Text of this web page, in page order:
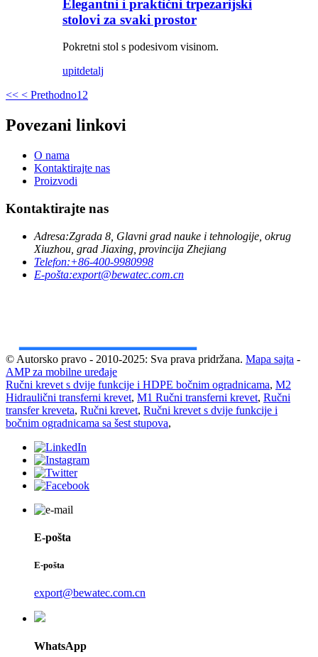
Elegantni i praktični trpezarijski
stolovi za svaki prostor
Pokretni stol s podesivom visinom.
upitdetalj
<< < Prethodno1 2
Povezani linkovi
O nama
Kontaktirajte nas
Proizvodi
Kontaktirajte nas
Adresa:Zgrada 8, Glavni grad nauke i tehnologije, okrug
Xiuzhou, grad Jiaxing, provincija Zhejiang
Telefon:+86-400-9980998
E-pošta:export@bewatec.com.cn
© Autorsko pravo - 2010-2025: Sva prava pridržana. Mapa sajta -
AMP za mobilne uređaje
Ručni krevet s dvije funkcije i HDPE bočnim ogradnicama, M2
Hidraulični transferni krevet, M1 Ručni transferni krevet, Ručni
transfer kreveta, Ručni krevet, Ručni krevet s dvije funkcije i
bočnim ogradnicama sa šest stupova,
E-pošta
E-pošta
export@bewatec.com.cn
WhatsApp